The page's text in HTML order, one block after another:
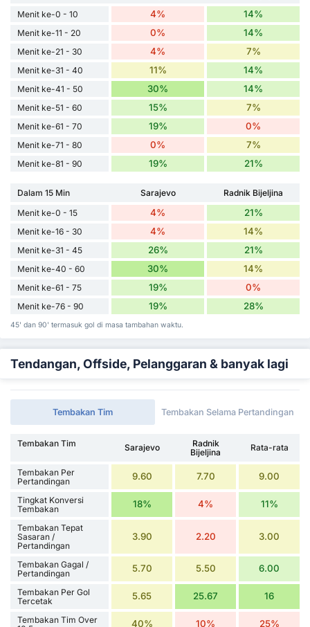
Menit ke-0 - 10
4% 14%
Menit ke-11 - 20 0% 14%
Menit ke-21 - 30 4% 7%
Menit ke-31 - 40 11% 14%
Menit ke-41 - 50 30% 14%
Menit ke-51 - 60 15% 7%
Menit ke-61 - 70 19% 0%
Menit ke-71 - 80 0% 7%
Menit ke-81 - 90 19% 21%
Dalam 15 Min Sarajevo
Radnik Bijeljina
Menit ke-0 - 15
4% 21%
Menit ke-16 - 30 4% 14%
Menit ke-31 - 45 26% 21%
Menit ke-40 - 60 30% 14%
Menit ke-61 - 75 19% 0%
Menit ke-76 - 90 19% 28%
45' dan 90' termasuk gol di masa tambahan waktu.
Tendangan, Offside, Pelanggaran & banyak lagi
Tembakan Tim Tembakan Selama Pertandingan
Tembakan Tim Sarajevo
Radnik
Bijeljina
Rata-rata
Tembakan Per
Pertandingan
9.60 7.70 9.00
Tingkat Konversi
Tembakan
18% 4% 11%
Tembakan Tepat
Sasaran /
Pertandingan
3.90 2.20 3.00
Tembakan Gagal /
Pertandingan
5.70 5.50 6.00
Tembakan Per Gol
Tercetak
5.65 25.67 16
Tembakan Tim Over
40% 10% 25%